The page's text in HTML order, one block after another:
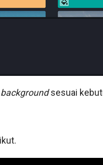
backgroundsesuai